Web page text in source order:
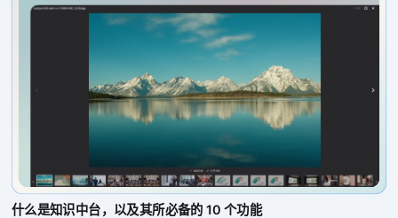
什么是知识中台，以及其所必备的 10 个功能